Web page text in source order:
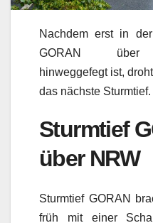
Nachdem erst in
GORAN über
hinweggefegt ist,
das nächste Sturmtief.
Sturmtief
über NRW
Sturmtief GORAN
früh mit einer